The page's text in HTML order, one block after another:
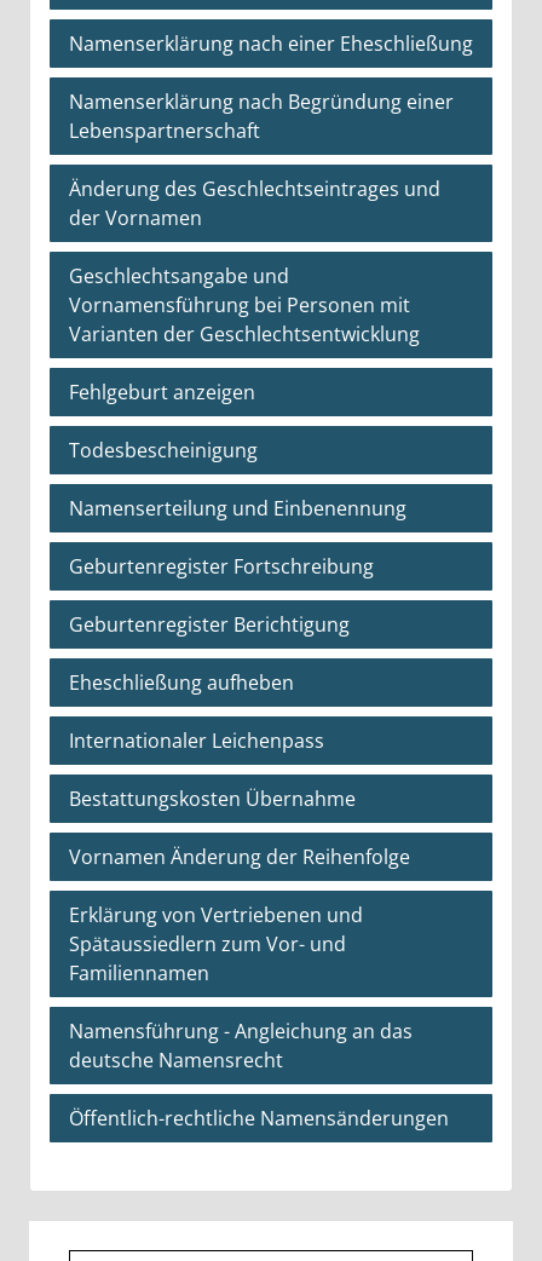
Namenserklärung nach einer Eheschließung
Namenserklärung nach Begründung einer
Lebenspartnerschaft
Änderung des Geschlechtseintrages und
der Vornamen
Geschlechtsangabe und
Vornamensführung bei Personen mit
Varianten der Geschlechtsentwicklung
Fehlgeburt anzeigen
Todesbescheinigung
Namenserteilung und Einbenennung
Geburtenregister Fortschreibung
Geburtenregister Berichtigung
Eheschließung aufheben
Internationaler Leichenpass
Bestattungskosten Übernahme
Vornamen Änderung der Reihenfolge
Erklärung von Vertriebenen und
Spätaussiedlern zum Vor- und
Familiennamen
Namensführung - Angleichung an das
deutsche Namensrecht
Öffentlich-rechtliche Namensänderungen